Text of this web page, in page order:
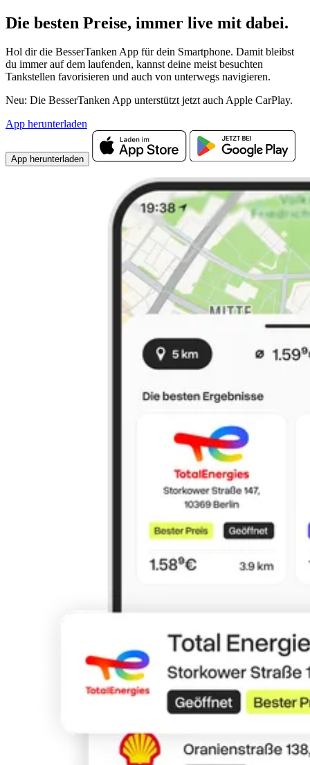
Die besten Preise, immer live mit dabei.
Hol dir die BesserTanken App für dein Smartphone. Damit bleibst
du immer auf dem laufenden, kannst deine meist besuchten
Tankstellen favorisieren und auch von unterwegs navigieren.
Neu: Die BesserTanken App unterstützt jetzt auch Apple CarPlay.
App herunterladen
App herunterladen